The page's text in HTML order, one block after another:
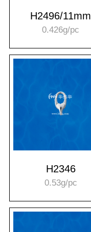
H2496/11mm
0.426g/pc
H2346
0.53g/pc